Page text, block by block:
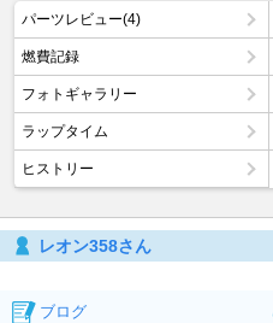
パーツレビュー(4)
燃費記録
フォトギャラリー
ラップタイム
ヒストリー
レオン358さん
ブログ